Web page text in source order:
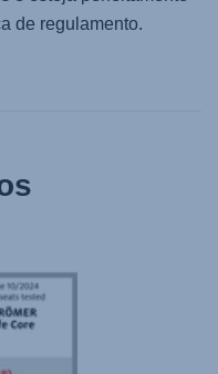
de regulamento.